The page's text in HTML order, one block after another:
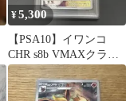
¥5,300
【PSA10】イワンコ
CHR s8b VMAXクライ
マックス 202/184